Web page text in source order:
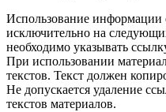
Использование информации
исключительно на
необходимо указывать
При использовании
текстов. Текст должен
Не допускается удаление
текстов материалов.